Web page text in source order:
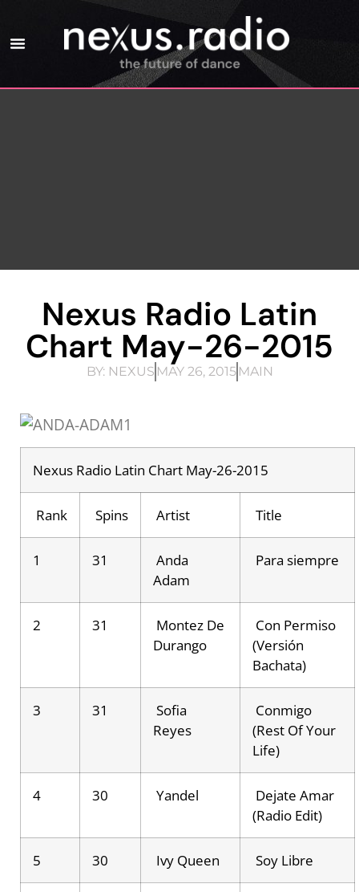
Nexus Radio Latin
Chart May-26-2015
BY:NEXUS MAY 26, 2015 MAIN
Nexus Radio Latin Chart May-26-2015
Rank Spins Artist Title
1 31
Anda
Adam
Para siempre
2 31
Montez De
Durango
Con Permiso
(Versión
Bachata)
3 31
Sofia
Reyes
Conmigo
(Rest Of Your
Life)
4 30 Yandel
Dejate Amar
(Radio Edit)
5 30 Ivy Queen Soy Libre